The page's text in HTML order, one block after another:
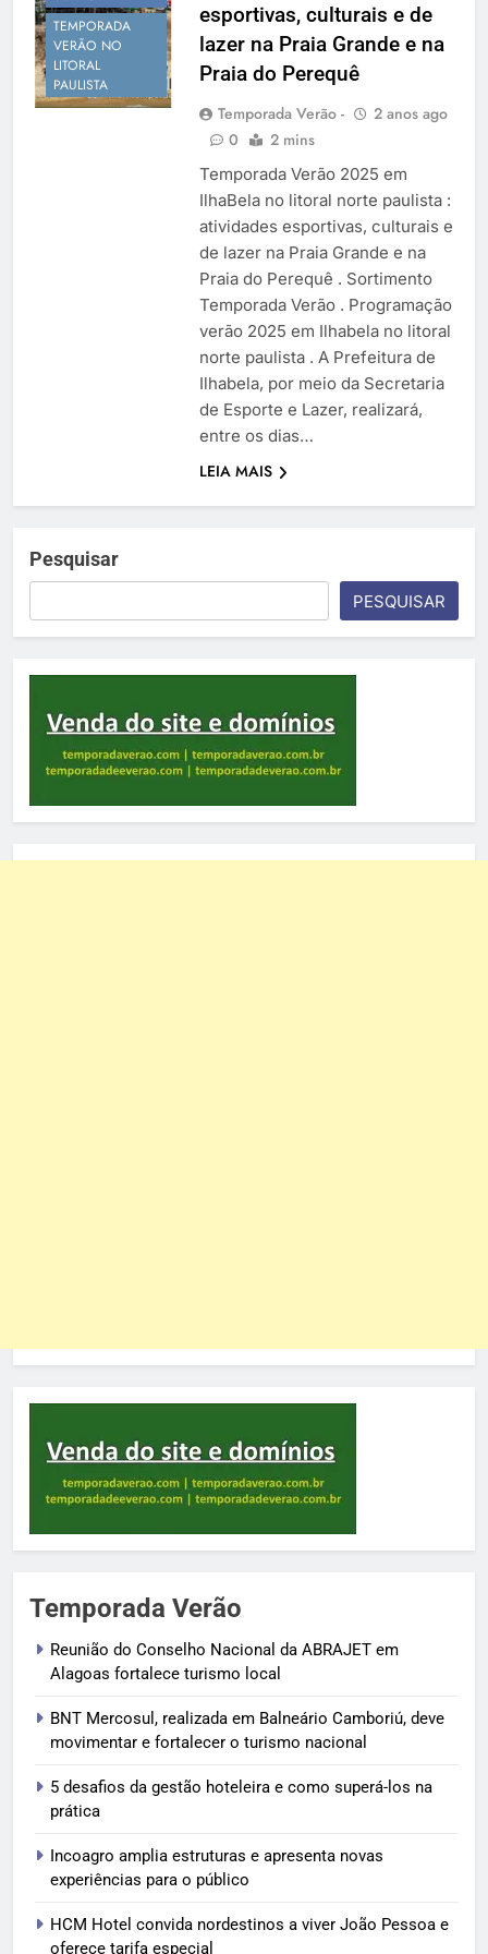
Temporada Verão 2027
TEMPORADA
VERÃO NO
LITORAL
PAULISTA
esportivas, culturais e de
lazer na Praia Grande e na
Praia do Perequê
Temporada Verão -
2 anos ago
0
2 mins
Temporada Verão 2025 em
IlhaBela no litoral norte paulista :
atividades esportivas, culturais e
de lazer na Praia Grande e na
Praia do Perequê . Sortimento
Temporada Verão . Programação
verão 2025 em Ilhabela no litoral
norte paulista . A Prefeitura de
Ilhabela, por meio da Secretaria
de Esporte e Lazer, realizará,
entre os dias…
LEIA MAIS
Pesquisar
PESQUISAR
Temporada Verão
Reunião do Conselho Nacional da ABRAJET em
Alagoas fortalece turismo local
BNT Mercosul, realizada em Balneário Camboriú, deve
movimentar e fortalecer o turismo nacional
5 desafios da gestão hoteleira e como superá-los na
prática
Incoagro amplia estruturas e apresenta novas
experiências para o público
HCM Hotel convida nordestinos a viver João Pessoa e
oferece tarifa especial